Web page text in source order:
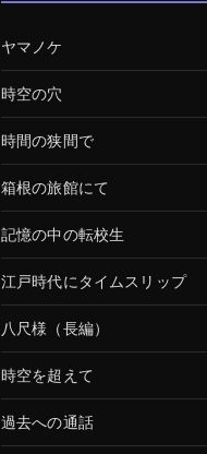
ヤマノケ
時空の穴
時間の狭間で
箱根の旅館にて
記憶の中の転校生
江戸時代にタイムスリップ
八尺様（長編）
時空を超えて
過去への通話